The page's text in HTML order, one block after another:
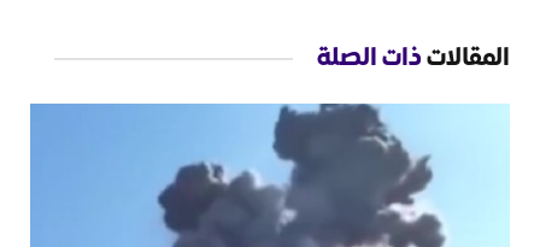
المقالاتذات الصلة